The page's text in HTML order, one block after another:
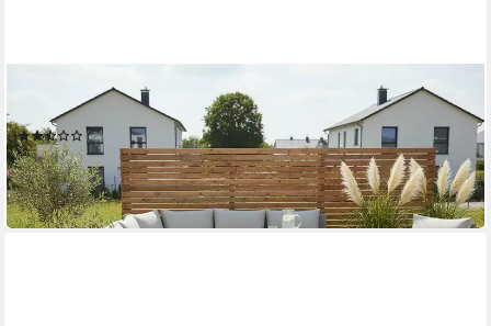
Gartenlounge-Set Keros Premium XL
(2)
799,99 € UVP 1.349,99 €
-41%
in 4-5 Werktagen bei dir